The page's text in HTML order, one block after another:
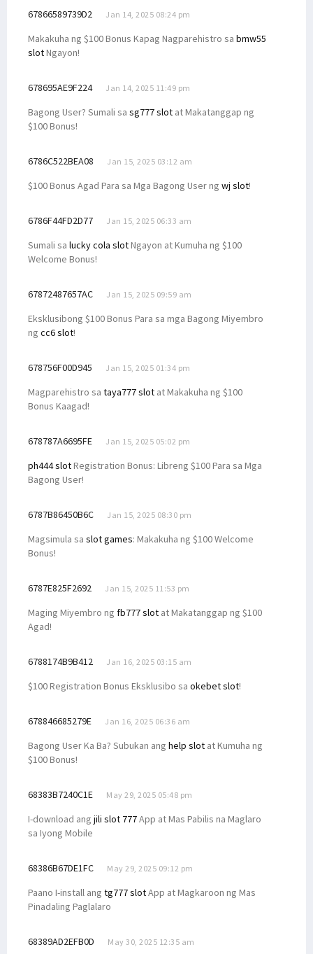
67866589739D2 Jan 14, 2025 08:24 pm
Makakuha ng $100 Bonus Kapag Nagparehistro sa bmw55
slotNgayon!
678695AE9F224 Jan 14, 2025 11:49 pm
Bagong User? Sumali sa sg777 slot at Makatanggap ng
$100 Bonus!
6786C522BEA08 Jan 15, 2025 03:12 am
$100 Bonus Agad Para sa Mga Bagong User ng wj slot!
6786F44FD2D77 Jan 15, 2025 06:33 am
Sumali sa lucky cola slotNgayon at Kumuha ng $100
Welcome Bonus!
67872487657AC Jan 15, 2025 09:59 am
Eksklusibong $100 Bonus Para sa mga Bagong Miyembro
ng cc6 slot!
678756F00D945 Jan 15, 2025 01:34 pm
Magparehistro sa taya777 slot at Makakuha ng $100
Bonus Kaagad!
678787A6695FE Jan 15, 2025 05:02 pm
ph444 slotRegistration Bonus: Libreng $100 Para sa Mga
Bagong User!
6787B86450B6C Jan 15, 2025 08:30 pm
Magsimula sa slot games: Makakuha ng $100 Welcome
Bonus!
6787E825F2692 Jan 15, 2025 11:53 pm
Maging Miyembro ng fb777 slot at Makatanggap ng $100
Agad!
6788174B9B412 Jan 16, 2025 03:15 am
$100 Registration Bonus Eksklusibo sa okebet slot!
678846685279E Jan 16, 2025 06:36 am
Bagong User Ka Ba? Subukan ang help slot at Kumuha ng
$100 Bonus!
68383B7240C1E May 29, 2025 05:48 pm
I-download ang jili slot 777App at Mas Pabilis na Maglaro
sa Iyong Mobile
68386B67DE1FC May 29, 2025 09:12 pm
Paano I-install ang tg777 slotApp at Magkaroon ng Mas
Pinadaling Paglalaro
68389AD2EFB0D May 30, 2025 12:35 am